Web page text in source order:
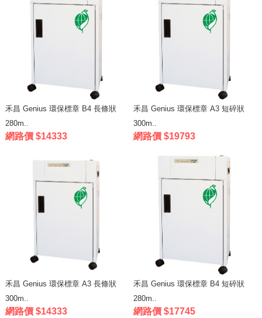
禾昌 Genius 環保標章 B4 長條狀
280m..
網路價 $14333
禾昌 Genius 環保標章 A3 短碎狀
300m..
網路價 $19793
禾昌 Genius 環保標章 A3 長條狀
300m..
網路價 $14333
禾昌 Genius 環保標章 B4 短碎狀
280m..
網路價 $17745